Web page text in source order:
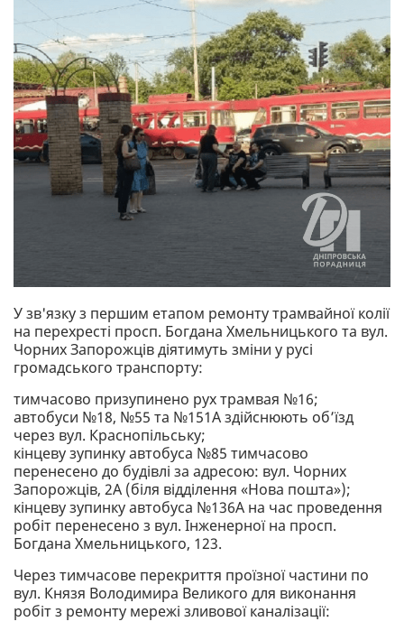
У зв'язку з першим етапом ремонту трамвайної колії
на перехресті просп. Богдана Хмельницького та вул.
Чорних Запорожців діятимуть зміни у русі
громадського транспорту:
тимчасово призупинено рух трамвая №16;
автобуси №18, №55 та №151А здійснюють об’їзд
через вул. Краснопільську;
кінцеву зупинку автобуса №85 тимчасово
перенесено до будівлі за адресою: вул. Чорних
Запорожців, 2А (біля відділення «Нова пошта»);
кінцеву зупинку автобуса №136А на час проведення
робіт перенесено з вул. Інженерної на просп.
Богдана Хмельницького, 123.
Через тимчасове перекриття проїзної частини по
вул. Князя Володимира Великого для виконання
робіт з ремонту мережі зливової каналізації: